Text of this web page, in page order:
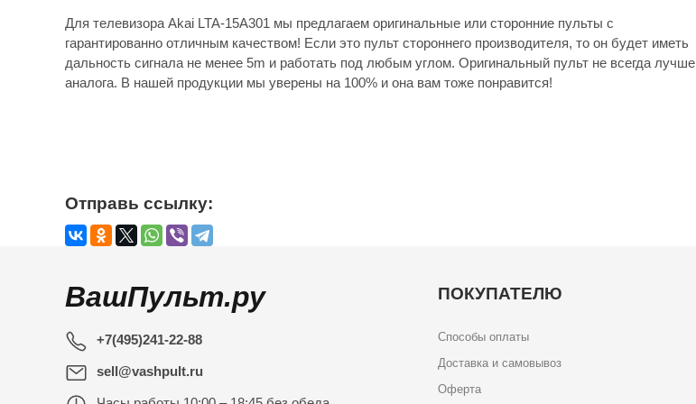
Для телевизора Akai LTA-15A301 мы предлагаем оригинальные или сторонние пульты с
гарантированно отличным качеством! Если это пульт стороннего производителя, то он будет иметь
дальность сигнала не менее 5m и работать под любым углом. Оригинальный пульт не всегда лучше
аналога. В нашей продукции мы уверены на 100% и она вам тоже понравится!
Отправь ссылку:
ВашПульт.ру
+7(495)241-22-88
sell@vashpult.ru
ПОКУПАТЕЛЮ
Способы оплаты
Доставка и самовывоз
Оферта